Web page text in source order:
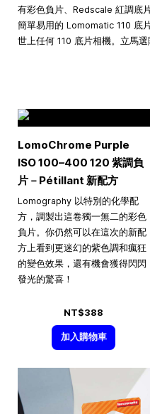
有彩色負片、Redscale 紅調底
簡單易用的 Lomomatic 110 底
世上任何 110 底片相機。立馬選
LomoChrome Purple
ISO100–400 120 紫調負
片－Pétillant 新配方
Lomography 以特別的化學配
方，調製出這卷獨一無二的彩色
負片。你仍然可以在這次的新配
方上看到更迷幻的紫色調和瘋狂
的變色效果，還有機會獲得閃閃
發光的驚喜！
NT$388
加入購物車